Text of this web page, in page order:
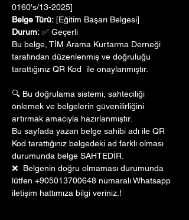
0160's/13-2025]
Belge Türü: [Eğitim Başarı Belgesi]
Durum: ✅ Geçerli
Bu belge, TİM Arama Kurtarma Derneği
tarafından düzenlenmiş ve doğruluğu
tarattığınız QR Kod  ile onaylanmıştır.
🔍 Bu doğrulama sistemi, sahteciliği
önlemek ve belgelerin güvenilirliğini
artırmak amacıyla hazırlanmıştır.
Bu sayfada yazan belge sahibi adı ile QR
Kod tarattığınız belgedeki ad farklı olması
durumunda belge SAHTEDİR.
❌  Belgenin doğru olmaması durumunda
lütfen +905013700648 numaralı Whatsapp
iletişim hattımıza bilgi veriniz.!